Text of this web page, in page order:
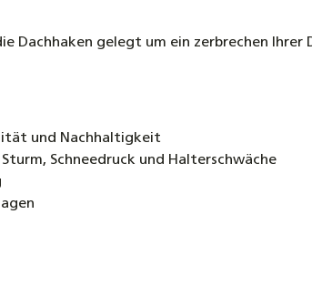
Dachhaken gelegt um ein zerbrechen
und Nachhaltigkeit
Schneedruck und Halterschwäche